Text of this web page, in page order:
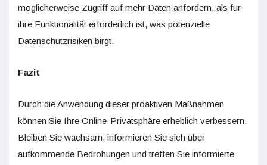
möglicherweise Zugriff auf mehr Daten anfordern, als für
ihre Funktionalität erforderlich ist, was potenzielle
Datenschutzrisiken birgt.
Fazit
Durch die Anwendung dieser proaktiven Maßnahmen
können Sie Ihre Online-Privatsphäre erheblich verbessern.
Bleiben Sie wachsam, informieren Sie sich über
aufkommende Bedrohungen und treffen Sie informierte